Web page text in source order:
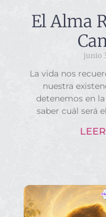
El Alma
junio
La vida nos
nuestra
detenemos en
saber cuál será